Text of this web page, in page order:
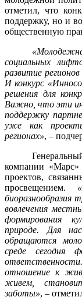
отметил, что
поддержку, но и
общественную
социальных
развитие
И конкурс
решения для
Важно, что эти
поддержку
уже как
регионах», –
компании «Марс»
проектов,
просвещением.
биоразнообразия
вовлечения
формирования
природе. Для
обращаются
среде сегодня
отношение к
живем,
заботы», –